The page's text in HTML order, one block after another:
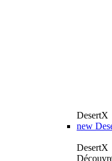
DesertX
new
DesertX